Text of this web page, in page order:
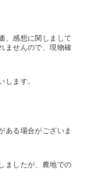
、感想に関しまして
ませんので、現物確
ます。
ある場合がございま
ましたが、農地での